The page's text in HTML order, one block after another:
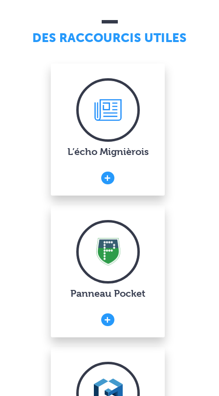
DES RACCOURCIS UTILES
L’écho Mignièrois
Panneau Pocket